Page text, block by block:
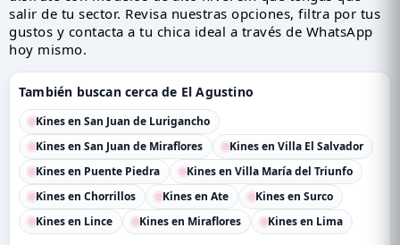
salir de tu sector. Revisa nuestras opciones, filtra por tus
gustos y contacta a tu chica ideal a través de WhatsApp
hoy mismo.
También buscan cerca de El Agustino
Kines en San Juan de Lurigancho
Kines en San Juan de Miraflores
Kines en Villa El Salvador
Kines en Puente Piedra
Kines en Villa María del Triunfo
Kines en Chorrillos
Kines en Ate
Kines en Surco
Kines en Lince
Kines en Miraflores Kines en Lima